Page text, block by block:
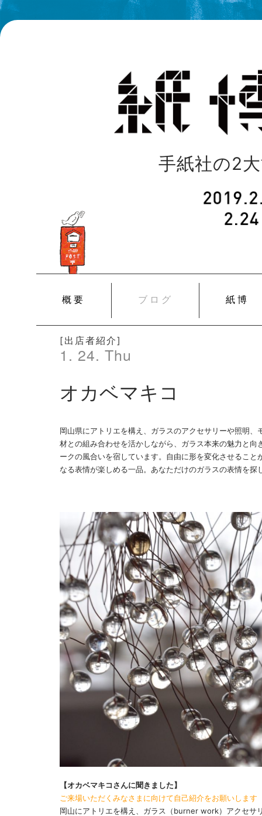
手紙社の2
CONTENT
概要 ブログ 紙博
[出店者紹介]
1. 24. Thu
オカベマキコ
岡山県にアトリエを構え、ガラスのアクセサリーや照明
材との組み合わせを活かしながら、ガラス本来の魅力と
ークの風合いを宿しています。自由に形を変化させるこ
なる表情が楽しめる一品。あなただけのガラスの表情を探
【オカベマキコさんに聞きました】
ご来場いただくみなさまに向けて自己紹介をお願いします
岡山にアトリエを構え、ガラス（burner work）アクセサ